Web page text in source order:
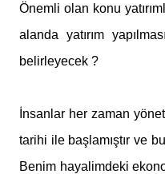
Önemli olan konu
alanda yatırım
belirleyecek ?
İnsanlar her zaman
tarihi ile başlamıştır ve
Benim hayalimdeki